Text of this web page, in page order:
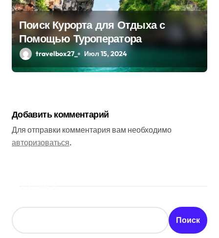
Поиск Курорта для Отдыха с
Помощью Туроператора
travelbox27_ Июл 15, 2024
Добавить комментарий
Для отправки комментария вам необходимо
авторизоваться.
Поиск